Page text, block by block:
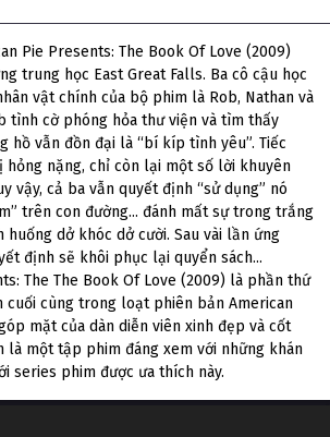
Pie Presents: The Book Of Love (2009)
trung học East Great Falls. Ba cô cậu học
vật chính của bộ phim là Rob, Nathan và
tình cờ phóng hỏa thư viện và tìm thấy
hồ vẫn đồn đại là “bí kíp tình yêu”. Tiếc
hỏng nặng, chỉ còn lại một số lời khuyên
vậy, cả ba vẫn quyết định “sử dụng” nó
trên con đường... đánh mất sự trong trắng
huống dở khóc dở cười. Sau vài lần ứng
định sẽ khôi phục lại quyển sách...
The The Book Of Love (2009) là phần thứ
cuối cùng trong loạt phiên bản American
mặt của dàn diễn viên xinh đẹp và cốt
là một tập phim đáng xem với những khán
series phim được ưa thích này.